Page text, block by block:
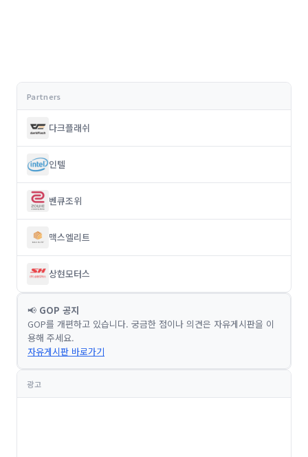
다크플래쉬
인텔
벤큐조위
맥스엘리트
상현모터스
📢 GOP 공지
GOP를 개편하고 있습니다. 궁금한 점이나 의견은 자유게시판을 이
용해 주세요.
자유게시판 바로가기
광고